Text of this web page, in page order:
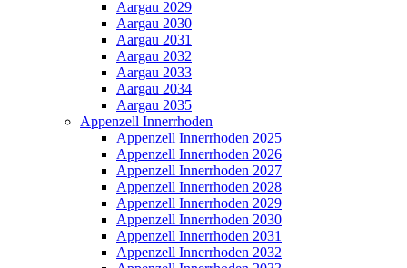
Aargau 2029
Aargau 2030
Aargau 2031
Aargau 2032
Aargau 2033
Aargau 2034
Aargau 2035
Appenzell Innerrhoden
Appenzell Innerrhoden 2025
Appenzell Innerrhoden 2026
Appenzell Innerrhoden 2027
Appenzell Innerrhoden 2028
Appenzell Innerrhoden 2029
Appenzell Innerrhoden 2030
Appenzell Innerrhoden 2031
Appenzell Innerrhoden 2032